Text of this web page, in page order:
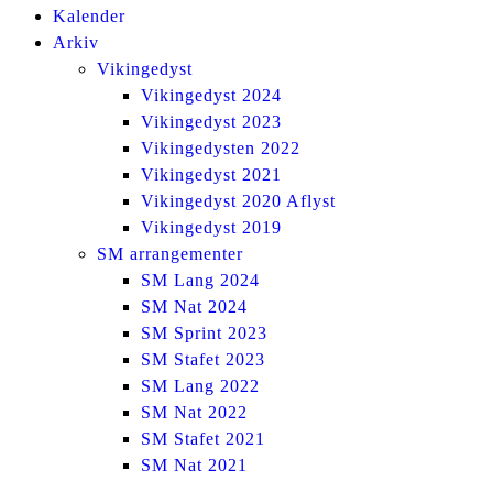
Kalender
Arkiv
Vikingedyst
Vikingedyst 2024
Vikingedyst 2023
Vikingedysten 2022
Vikingedyst 2021
Vikingedyst 2020 Aflyst
Vikingedyst 2019
SM arrangementer
SM Lang 2024
SM Nat 2024
SM Sprint 2023
SM Stafet 2023
SM Lang 2022
SM Nat 2022
SM Stafet 2021
SM Nat 2021